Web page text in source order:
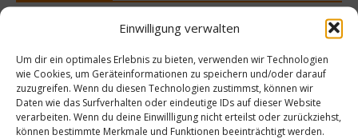
Einwilligung verwalten
Um dir ein optimales Erlebnis zu bieten, verwenden wir Technologien
wie Cookies, um Geräteinformationen zu speichern und/oder darauf
zuzugreifen. Wenn du diesen Technologien zustimmst, können wir
Daten wie das Surfverhalten oder eindeutige IDs auf dieser Website
verarbeiten. Wenn du deine Einwillligung nicht erteilst oder zurückziehst,
können bestimmte Merkmale und Funktionen beeinträchtigt werden.
News
Die Ergebnisse der
WM der